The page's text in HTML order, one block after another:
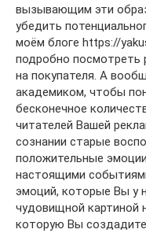
вызывающим эти
убедить
моём блоге https://
подробно посмотреть
на покупателя. А
академиком, чтобы
бесконечное
читателей Вашей
сознании старые
положительные
настоящими
эмоций, которые Вы у
чудовищной картиной
которую Вы создадите